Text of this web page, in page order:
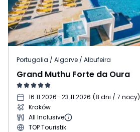
Portugalia / Algarve / Albufeira
Grand Muthu Forte da Oura
16.11.2026- 23.11.2026 (8 dni / 7 nocy)
Kraków
All Inclusive
TOP Touristik